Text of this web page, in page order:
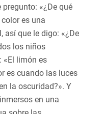
«¿De qué
es una
así que le digo: «¿De
los niños
«El limón es
es cuando las luces
la oscuridad?». Y
en una